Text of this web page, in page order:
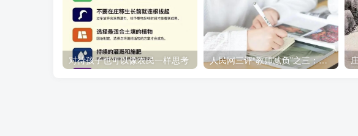
对待孩子也可以像农民一样思考 人民网三评“教师减负”之三：回归教学本质，谁来办？